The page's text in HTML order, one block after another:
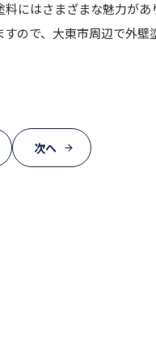
にはさまざまな魅力があ
ので、大東市周辺で外壁
次へ